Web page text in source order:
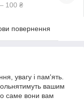
100 ₴
повернення
увагу і пам'ять.
вашим
саме вони вам